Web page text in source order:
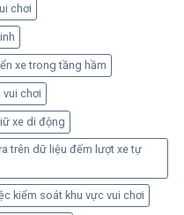
chơi
xe trong tầng hầm
chơi
xe di động
trên dữ liệu đếm lượt xe tự
kiểm soát khu vực vui chơi